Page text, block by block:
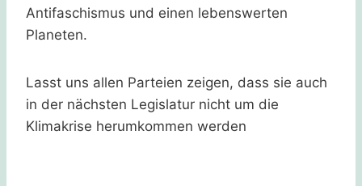
Antifaschismus und einen lebenswerten
Planeten.
Lasst uns allen Parteien zeigen, dass sie auch
in der nächsten Legislatur nicht um die
Klimakrise herumkommen werden